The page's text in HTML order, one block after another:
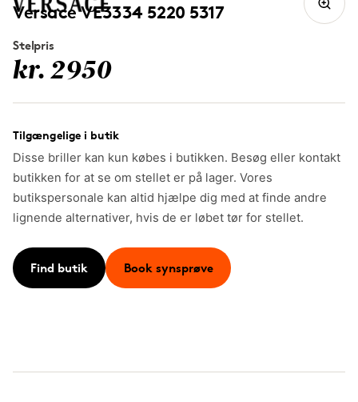
Versace VE3334 5220 5317
Stelpris
kr. 2950
Tilgængelige i butik
Disse briller kan kun købes i butikken. Besøg eller kontakt
butikken for at se om stellet er på lager. Vores
butikspersonale kan altid hjælpe dig med at finde andre
lignende alternativer, hvis de er løbet tør for stellet.
Find butik Book synsprøve